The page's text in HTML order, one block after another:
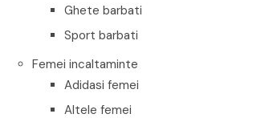
Ghete barbati
Sport barbati
Femei incaltaminte
Adidasi femei
Altele femei